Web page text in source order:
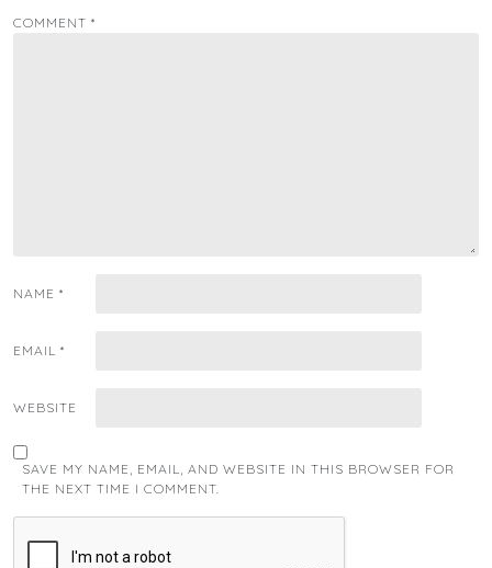
COMMENT *
NAME *
EMAIL *
WEBSITE
SAVE MY NAME, EMAIL, AND WEBSITE IN THIS BROWSER FOR
THE NEXT TIME I COMMENT.